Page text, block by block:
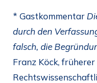
* Gastkommentar
durch den
falsch, die
Franz Köck,